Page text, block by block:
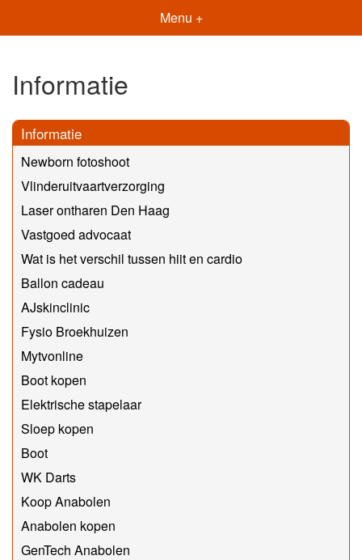
Menu +
Informatie
Informatie
Newborn fotoshoot
Vlinderuitvaartverzorging
Laser ontharen Den Haag
Vastgoed advocaat
Wat is het verschil tussen hiit en cardio
Ballon cadeau
AJskinclinic
Fysio Broekhuizen
Mytvonline
Boot kopen
Elektrische stapelaar
Sloep kopen
Boot
WK Darts
Koop Anabolen
Anabolen kopen
GenTech Anabolen